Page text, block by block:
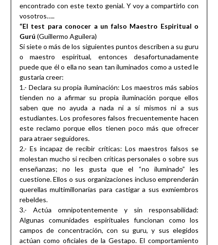
encontrado con este texto genial. Y voy a compartirlo con
vosotros…..
“El test para conocer a un falso Maestro Espiritual o
Gurú (Guillermo Aguilera)
Si siete o más de los siguientes puntos describen a su guru
o maestro espiritual, entonces desafortunadamente
puede que él o ella no sean tan iluminados como a usted le
gustaría creer:
1.- Declara su propia iluminación: Los maestros más sabios
tienden no a afirmar su propia iluminación porque ellos
saben que no ayuda a nada ni a sí mismos ni a sus
estudiantes. Los profesores falsos frecuentemente hacen
este reclamo porque ellos tienen poco más que ofrecer
para atraer seguidores.
2.- Es incapaz de recibir críticas: Los maestros falsos se
molestan mucho si reciben críticas personales o sobre sus
enseñanzas; no les gusta que el “no iluminado” les
cuestione. Ellos o sus organizaciones incluso emprenderán
querellas multimillonarias para castigar a sus exmiembros
rebeldes.
3.- Actúa omnipotentemente y sin responsabilidad:
Algunas comunidades espirituales funcionan como los
campos de concentración, con su guru, y sus elegidos
actúan como oficiales de la Gestapo. El comportamiento